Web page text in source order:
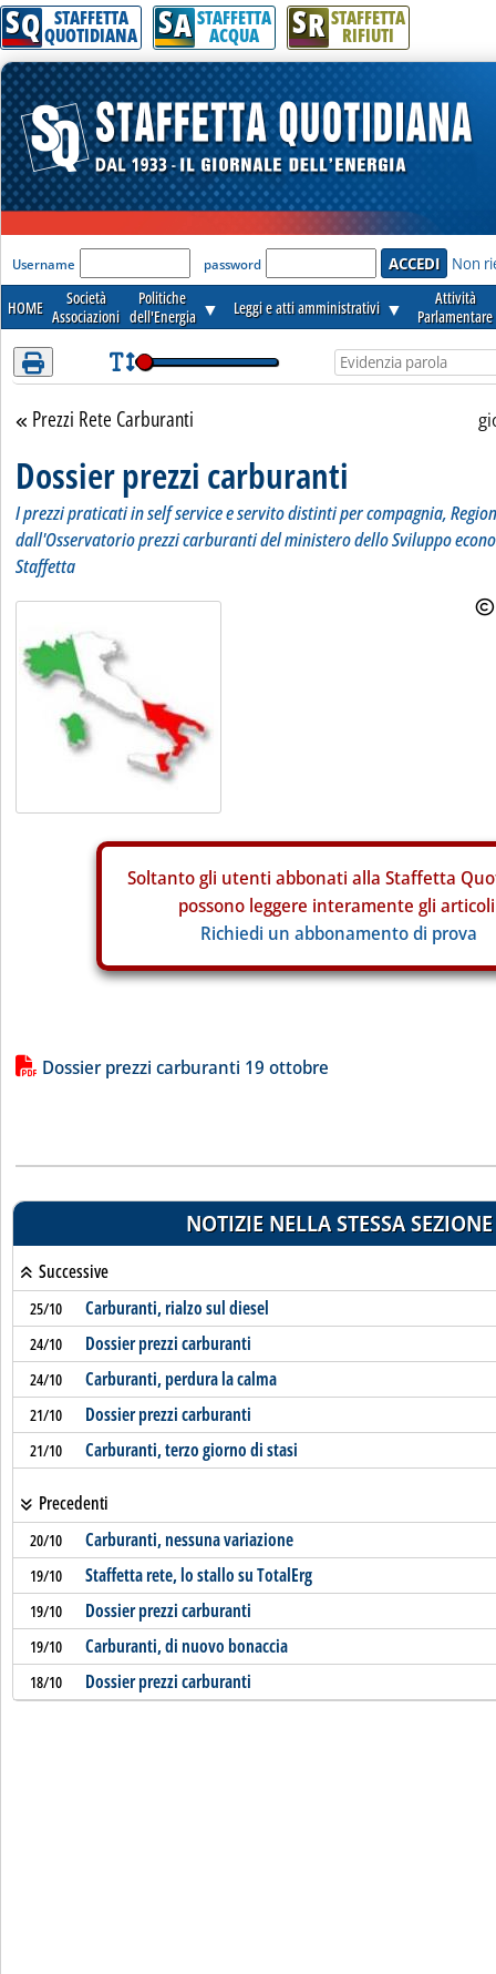
Attenzione! Esegui l'accesso per lèggere interamente la notizia.
SQ STAFFETTA
QUOTIDIANA SA STAFFETTA
ACQUA SR STAFFETTA
RIFIUTI
'Modulo Login per accedere'
Username password Non
HOME
Società
Associazioni
Politiche
dell'Energia ▼ Leggi e atti amministrativi ▼
Attività
Parlamentare
Torna alla sezione
Prezzi Rete Carburanti
Dossier prezzi carburanti
I prezzi praticati in self service e servito distinti per compagnia,
dall'Osservatorio prezzi carburanti del ministero dello Sviluppo
Staffetta
Soltanto gli utenti abbonati alla Staffetta
possono leggere interamente gli
Richiedi un abbonamento di prova
Lista allegati PDF alla notizia
Dossier prezzi carburanti 19 ottobre
NOTIZIE NELLA STESSA SEZIONE
Successive
25/10 Carburanti, rialzo sul diesel
24/10 Dossier prezzi carburanti
24/10 Carburanti, perdura la calma
21/10 Dossier prezzi carburanti
21/10 Carburanti, terzo giorno di stasi
Precedenti
20/10 Carburanti, nessuna variazione
19/10 Staffetta rete, lo stallo su TotalErg
19/10 Dossier prezzi carburanti
19/10 Carburanti, di nuovo bonaccia
18/10 Dossier prezzi carburanti